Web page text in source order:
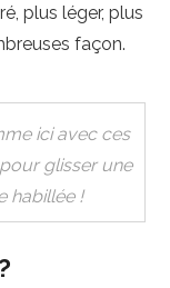
plus léger, plus
façon.
ici avec ces
glisser une
habillée !